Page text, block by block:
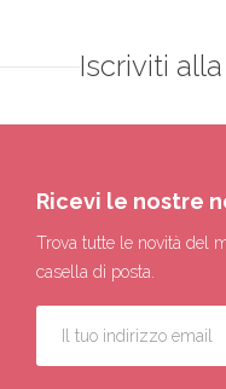
Iscriviti
Ricevi le nostre
Trova tutte le novità del
casella di posta.